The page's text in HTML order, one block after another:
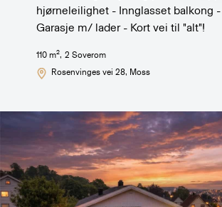
hjørneleilighet - Innglasset balkong -
Garasje m/ lader - Kort vei til "alt"!
110 m2, 2 Soverom
Rosenvinges vei 28, Moss